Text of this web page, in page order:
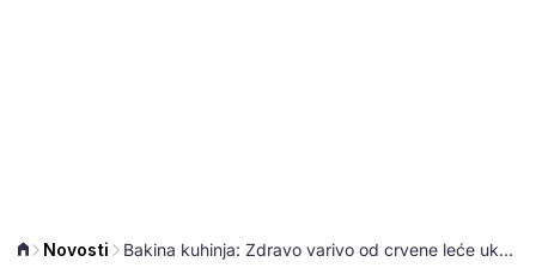
Novosti Bakina kuhinja: Zdravo varivo od crvene leće ukusno je, povoljno i jako brzo gotovo